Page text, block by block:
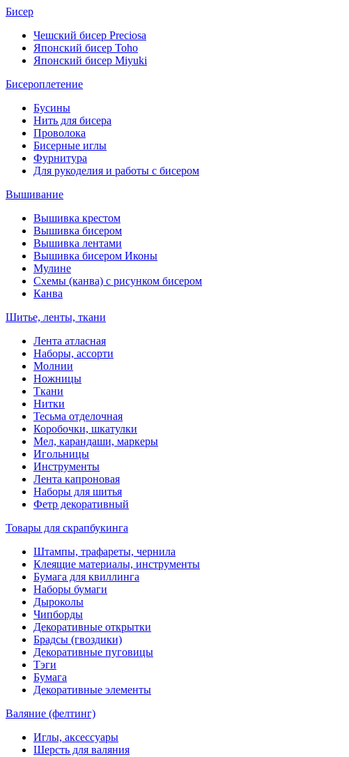
Бисер
Чешский бисер Preciosa
Японский бисер Toho
Японский бисер Miyuki
Бисероплетение
Бусины
Нить для бисера
Проволока
Бисерные иглы
Фурнитура
Для рукоделия и работы с бисером
Вышивание
Вышивка крестом
Вышивка бисером
Вышивка лентами
Вышивка бисером Иконы
Мулине
Схемы (канва) с рисунком бисером
Канва
Шитье, ленты, ткани
Лента атласная
Наборы, ассорти
Молнии
Ножницы
Ткани
Нитки
Тесьма отделочная
Коробочки, шкатулки
Мел, карандаши, маркеры
Игольницы
Инструменты
Лента капроновая
Наборы для шитья
Фетр декоративный
Товары для скрапбукинга
Штампы, трафареты, чернила
Клеящие материалы, инструменты
Бумага для квиллинга
Наборы бумаги
Дыроколы
Чипборды
Декоративные открытки
Брадсы (гвоздики)
Декоративные пуговицы
Тэги
Бумага
Декоративные элементы
Валяние (фелтинг)
Иглы, аксессуары
Шерсть для валяния